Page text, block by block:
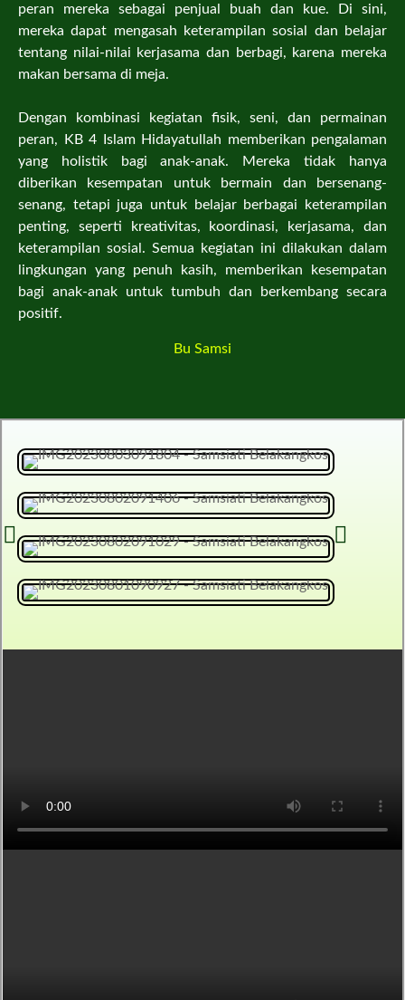
peran mereka sebagai penjual buah dan kue. Di sini,
mereka dapat mengasah keterampilan sosial dan belajar
tentang nilai-nilai kerjasama dan berbagi, karena mereka
makan bersama di meja.
Dengan kombinasi kegiatan fisik, seni, dan permainan
peran, KB 4 Islam Hidayatullah memberikan pengalaman
yang holistik bagi anak-anak. Mereka tidak hanya
diberikan kesempatan untuk bermain dan bersenang-
senang, tetapi juga untuk belajar berbagai keterampilan
penting, seperti kreativitas, koordinasi, kerjasama, dan
keterampilan sosial. Semua kegiatan ini dilakukan dalam
lingkungan yang penuh kasih, memberikan kesempatan
bagi anak-anak untuk tumbuh dan berkembang secara
positif.
Bu Samsi